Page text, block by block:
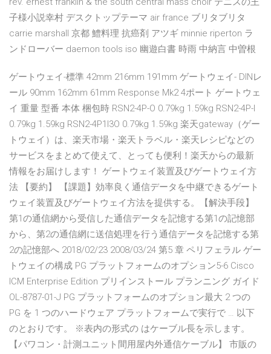
子様小説幸村 デスクトップテーマ air france ブリタブリタ
carrie marshall 京都 鱧料理 抗癌剤 アツギ minnie riperton ラ
ンドローバー daemon tools iso 幽遊白書 時雨 中納言 中曽根
ゲートウェイ-標準 42mm 216mm 191mm ゲートウェイ- DINレ
ール 90mm 162mm 61mm Response Mk2 4ポート ゲートウェ
イ 重量 型番 本体 梱包時 RSN2-4P-O 0.79kg 1.59kg RSN2-4P-I
0.79kg 1.59kg RSN2-4P1I3O 0.79kg 1.59kg 楽天gateway（ゲー
トウェイ）は、楽天市場・楽天トラベル・楽天レシピなどの
サービスをまとめて使えて、とっても便利！楽天からの最新
情報をお届けします！ ゲートウェイ装置及びゲートウェイ方
法 【要約】 【課題】効率良く通信データを中継できるゲート
ウェイ装置及びゲートウェイ方法を提供する。【解決手段】
第1の通信網から受信した通信データを記憶する第1の記憶部
から、第2の通信網に送信処理を行う通信データを記憶する第
2の記憶部へ 2018/02/23 2008/03/24 第5 章 ペリフェラル ゲー
トウェイの構成 PG プラットフォームのオプション5-6 Cisco
ICM Enterprise Edition プリインストール プランニング ガイド
OL-8787-01-J PG プラットフォームのオプション最大 2 つの
PG を 1 つのハードウェア プラットフォームで実行で … 以下
のとおりです。 ※表内の形式の はケーブル長を示します。
【パワコン・計測ユニット間用屋内外通信ケーブル】 市販の